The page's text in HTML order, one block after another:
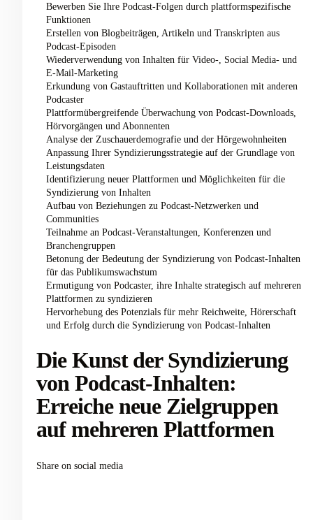
Bewerben Sie Ihre Podcast-Folgen durch plattformspezifische
Funktionen
Erstellen von Blogbeiträgen, Artikeln und Transkripten aus
Podcast-Episoden
Wiederverwendung von Inhalten für Video-, Social Media- und
E-Mail-Marketing
Erkundung von Gastauftritten und Kollaborationen mit anderen
Podcaster
Plattformübergreifende Überwachung von Podcast-Downloads,
Hörvorgängen und Abonnenten
Analyse der Zuschauerdemografie und der Hörgewohnheiten
Anpassung Ihrer Syndizierungsstrategie auf der Grundlage von
Leistungsdaten
Identifizierung neuer Plattformen und Möglichkeiten für die
Syndizierung von Inhalten
Aufbau von Beziehungen zu Podcast-Netzwerken und
Communities
Teilnahme an Podcast-Veranstaltungen, Konferenzen und
Branchengruppen
Betonung der Bedeutung der Syndizierung von Podcast-Inhalten
für das Publikumswachstum
Ermutigung von Podcaster, ihre Inhalte strategisch auf mehreren
Plattformen zu syndizieren
Hervorhebung des Potenzials für mehr Reichweite, Hörerschaft
und Erfolg durch die Syndizierung von Podcast-Inhalten
Die Kunst der Syndizierung
von Podcast-Inhalten:
Erreiche neue Zielgruppen
auf mehreren Plattformen
Share on social media